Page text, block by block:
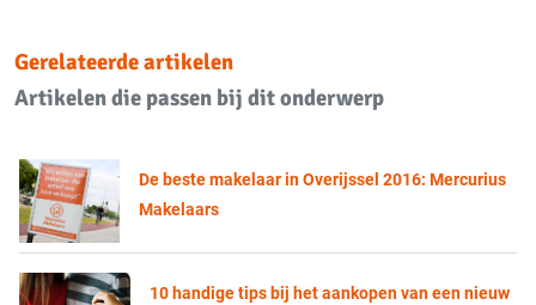
Gerelateerde artikelen
Artikelen die passen bij dit onderwerp
De beste makelaar in Overijssel 2016: Mercurius
Makelaars
10 handige tips bij het aankopen van een nieuw